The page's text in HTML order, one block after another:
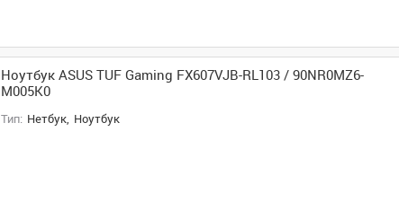
Ноутбук ASUS TUF Gaming FX607VJB-RL103 / 90NR0MZ6-
M005K0
Тип: Нетбук, Ноутбук